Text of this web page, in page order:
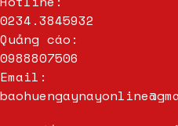
0234.3845932
Quảng cáo:
0988807506
Email: